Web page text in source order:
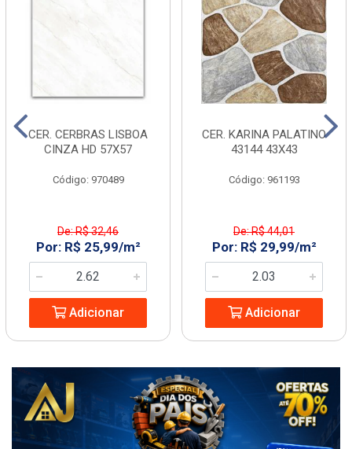
CER. CERBRAS LISBOA
CINZA HD 57X57
Código: 970489
De: R$ 32,46
Por: R$ 25,99/m²
Adicionar
CER. KARINA PALATINO
43144 43X43
Código: 961193
De: R$ 44,01
Por: R$ 29,99/m²
Adicionar